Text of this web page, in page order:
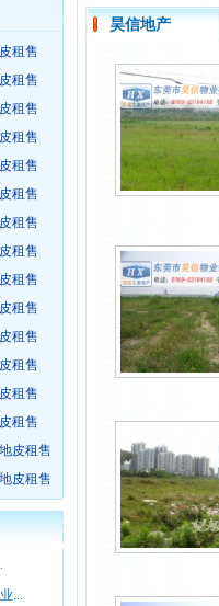
租售
租售
租售
租售
租售
租售
租售
租售
租售
租售
租售
租售
租售
租售
皮租售
皮租售
...
昊信地产